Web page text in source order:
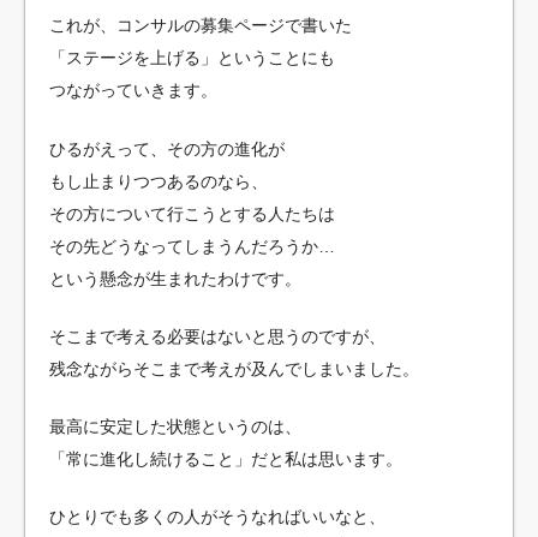
これが、コンサルの募集ページで書いた
「ステージを上げる」ということにも
つながっていきます。
ひるがえって、その方の進化が
もし止まりつつあるのなら、
その方について行こうとする人たちは
その先どうなってしまうんだろうか…
という懸念が生まれたわけです。
そこまで考える必要はないと思うのですが、
残念ながらそこまで考えが及んでしまいました。
最高に安定した状態というのは、
「常に進化し続けること」だと私は思います。
ひとりでも多くの人がそうなればいいなと、